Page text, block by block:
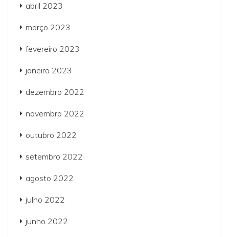
abril 2023
março 2023
fevereiro 2023
janeiro 2023
dezembro 2022
novembro 2022
outubro 2022
setembro 2022
agosto 2022
julho 2022
junho 2022